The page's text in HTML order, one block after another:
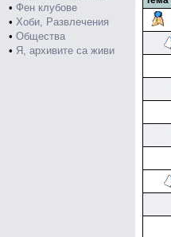
• Фен клубове
• Хоби, Развлечения
• Общества
• Я, архивите са живи